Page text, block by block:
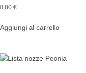
0,80 €
Aggiungi al carrello